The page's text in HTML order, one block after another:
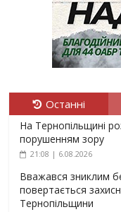
Останні
На Тернопільщині
порушенням зору
21:08 | 6.08.2026
Вважався зниклим
повертається
Тернопільщини